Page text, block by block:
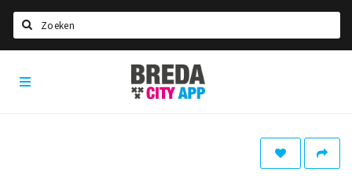
Home
Breda
City
App